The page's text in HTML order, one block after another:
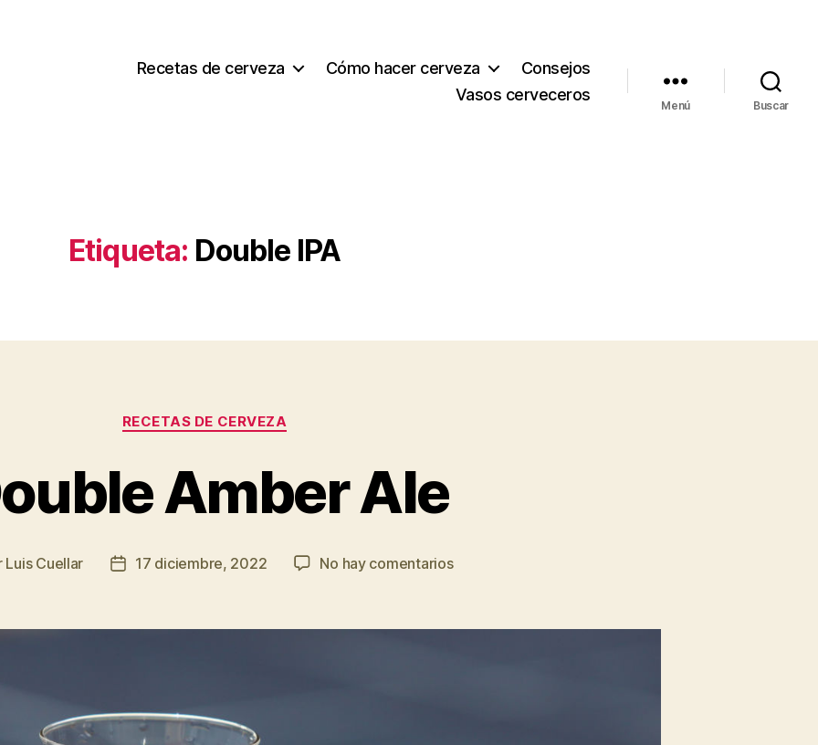
Recetas de cerveza Cómo hacer cerveza
Consejos
Vasos cerveceros
Menú Buscar
Etiqueta: Double IPA
Categorías
RECETAS DE CERVEZA
Amber Ale
Luis Cuellar
Fecha
entrada
17 diciembre, 2022 No hay comentariosen
Ale